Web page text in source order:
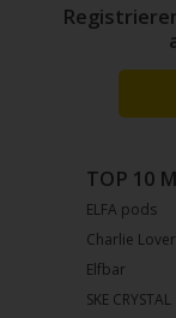
TOP 10
ELFA pods
Charlie
Elfbar
SKE CRYSTAL